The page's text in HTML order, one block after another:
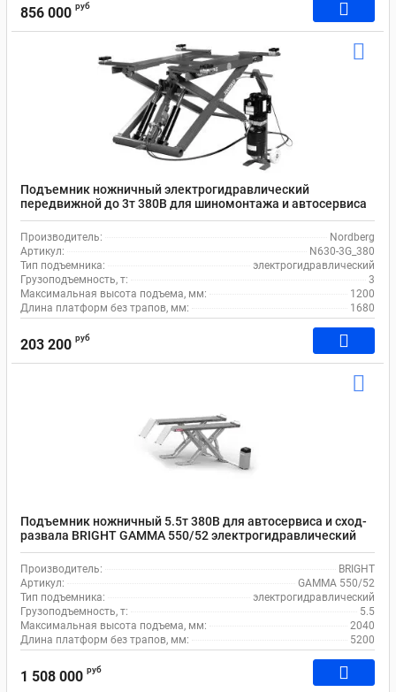
856 000 руб
Подъемник ножничный электрогидравлический
передвижной до 3т 380В для шиномонтажа и автосервиса
Nordberg N630-3G_380
Производитель:
Nordberg
Артикул:
N630-3G_380
Тип подъемника:
электрогидравлический
Грузоподъемность, т:
3
Максимальная высота подъема, мм:
1200
Длина платформ без трапов, мм:
1680
203 200 руб
Подъемник ножничный 5.5т 380В для автосервиса и сход-
развала BRIGHT GAMMA 550/52 электрогидравлический
Производитель:
BRIGHT
Артикул:
GAMMA 550/52
Тип подъемника:
электрогидравлический
Грузоподъемность, т:
5.5
Максимальная высота подъема, мм:
2040
Длина платформ без трапов, мм:
5200
1 508 000 руб